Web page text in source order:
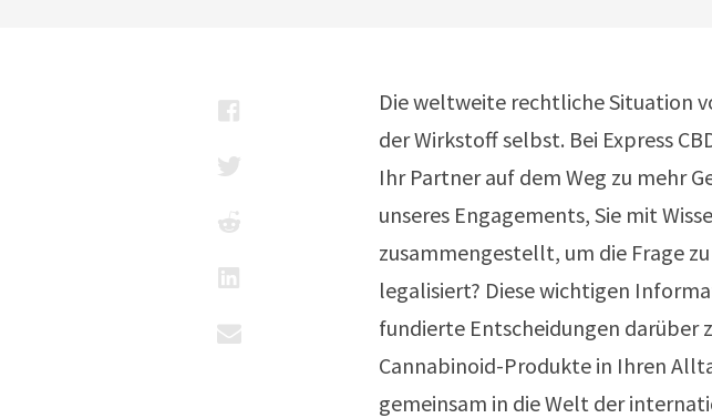
Die weltweite rechtliche Situation
der Wirkstoff selbst. Bei Express
Ihr Partner auf dem Weg zu mehr
unseres Engagements, Sie mit
zusammengestellt, um die Frage
legalisiert? Diese wichtigen
fundierte Entscheidungen darüber
Cannabinoid-Produkte in Ihren
gemeinsam in die Welt der